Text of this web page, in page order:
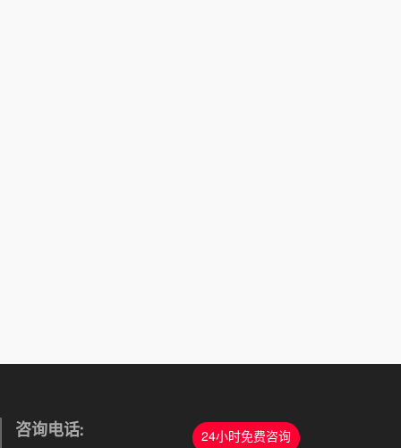
咨询电话: 24小时免费咨询